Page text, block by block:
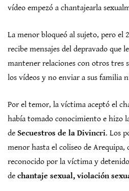
vídeo empezó a chantajearla
La menor bloqueó al sujeto, pero el
recibe mensajes del depravado que
mantener relaciones con otros tres
los vídeos y no enviar a sus familia
Por el temor, la víctima aceptó el
había tomado conocimiento e hizo
de Secuestros de la Divincri. Los
menor hasta el coliseo de Arequipa,
reconocido por la víctima y
de chantaje sexual, violación